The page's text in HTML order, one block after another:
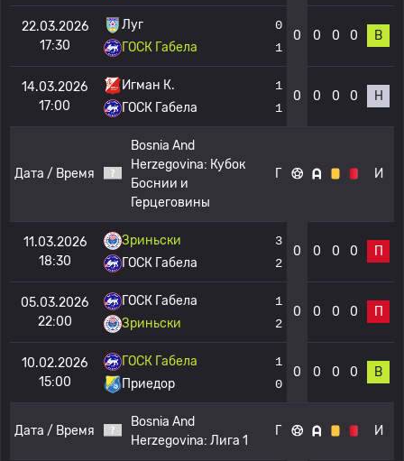
22.03.2026
17:30
Луг
ГОСК Габела
0
1
0 0 0 0 В
14.03.2026
17:00
Игман К.
ГОСК Габела
1
1
0 0 0 0 Н
Дата / Время
Bosnia And
Herzegovina: Кубок
Боснии и
Герцеговины
Г И
11.03.2026
18:30
Зриньски
ГОСК Габела
3
2
0 0 0 0 П
05.03.2026
22:00
ГОСК Габела
Зриньски
1
2
0 0 0 0 П
10.02.2026
15:00
ГОСК Габела
Приедор
1
0
0 0 0 0 В
Дата / Время
Bosnia And
Herzegovina: Лига 1
Г И